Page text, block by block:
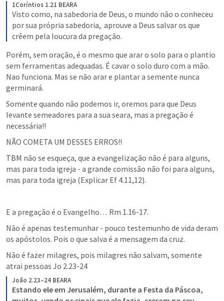
1Coríntios 1.21 BEARA
Visto como, na sabedoria de Deus, o mundo não o conheceu
por sua própria sabedoria,  aprouve a Deus salvar os que
crêem pela loucura da pregação.
Porém, sem oração, é o mesmo que arar o solo para o plantio
sem ferramentas adequadas. É cavar o solo duro com a mão.
Nao funciona. Mas se não arar e plantar a semente nunca
germinará.
Somente quando não podemos ir, oremos para que Deus
levante semeadores para a sua seara, mas a pregação é
necessária!!
NÃO COMETA UM DESSES ERROS!!
TBM não se esqueça, que a evangelização não é para alguns,
mas para toda igreja - a grande comissão não foi para alguns,
mas para toda igreja (Explicar Ef 4.11,12).
E a pregação é o Evangelho… Rm 1.16-17.
Não é apenas testemunhar - pouco testemunho de vida deram
os apóstolos. Pois o que salva é a mensagem da cruz.
Não é fazer milagres, pois milagres não salvam, somente
atrai pessoas Jo 2.23-24
João 2.23–24 BEARA
Estando ele em Jerusalém, durante a Festa da Páscoa,